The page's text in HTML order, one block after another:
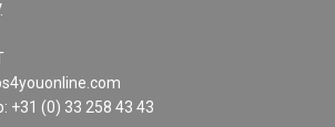
+31 (0) 33 258 43 43